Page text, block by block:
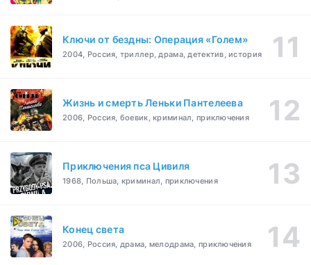
Ключи от бездны: Операция «Голем»
2004, Россия, триллер, драма, детектив, история
Жизнь и смерть Леньки Пантелеева
2006, Россия, боевик, криминал, приключения
Приключения пса Цивиля
1968, Польша, криминал, приключения
Конец света
2006, Россия, драма, мелодрама, приключения